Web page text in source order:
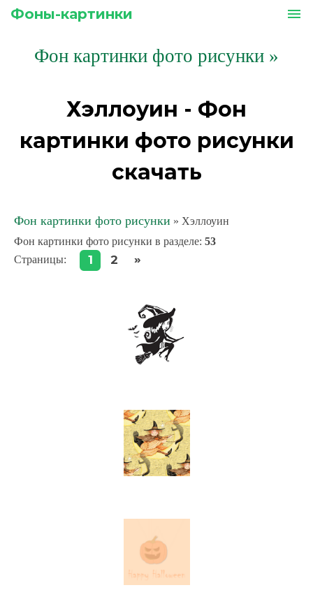
Фоны-картинки menu
Фон картинки фото рисунки »
Хэллоуин - Фон
картинки фото рисунки
скачать
Фон картинки фото рисунки » Хэллоуин
Фон картинки фото рисунки в разделе: 53
Страницы: 1 2 »